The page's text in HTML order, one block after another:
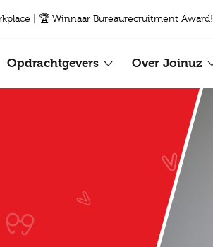
| 🏆 Winnaar Bureaurecruitment Award!
Opdrachtgevers Over Joinuz